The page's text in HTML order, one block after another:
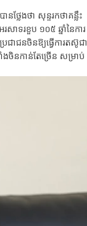
លែងថា សុន្ទរកថាគន្លឹះ
ាទរខួប ១០៥ ឆ្នាំនៃការ
ាជនចិនឱ្យធ្វើការតស៊ូជា
ចិនកាន់តែច្រើន សម្រាប់